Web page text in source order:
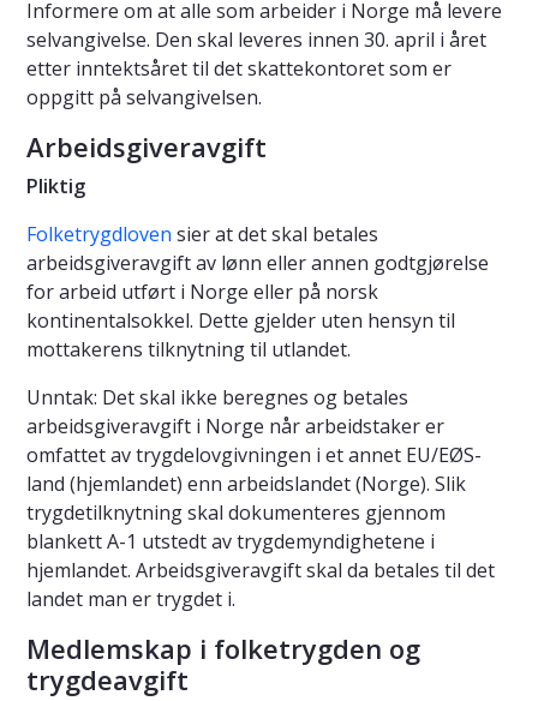
Informere om at alle som arbeider i Norge må levere
selvangivelse. Den skal leveres innen 30. april i året
etter inntektsåret til det skattekontoret som er
oppgitt på selvangivelsen.
Arbeidsgiveravgift
Pliktig
Folketrygdloven sier at det skal betales
arbeidsgiveravgift av lønn eller annen godtgjørelse
for arbeid utført i Norge eller på norsk
kontinentalsokkel. Dette gjelder uten hensyn til
mottakerens tilknytning til utlandet.
Unntak: Det skal ikke beregnes og betales
arbeidsgiveravgift i Norge når arbeidstaker er
omfattet av trygdelovgivningen i et annet EU/EØS-
land (hjemlandet) enn arbeidslandet (Norge). Slik
trygdetilknytning skal dokumenteres gjennom
blankett A-1 utstedt av trygdemyndighetene i
hjemlandet. Arbeidsgiveravgift skal da betales til det
landet man er trygdet i.
Medlemskap i folketrygden og
trygdeavgift